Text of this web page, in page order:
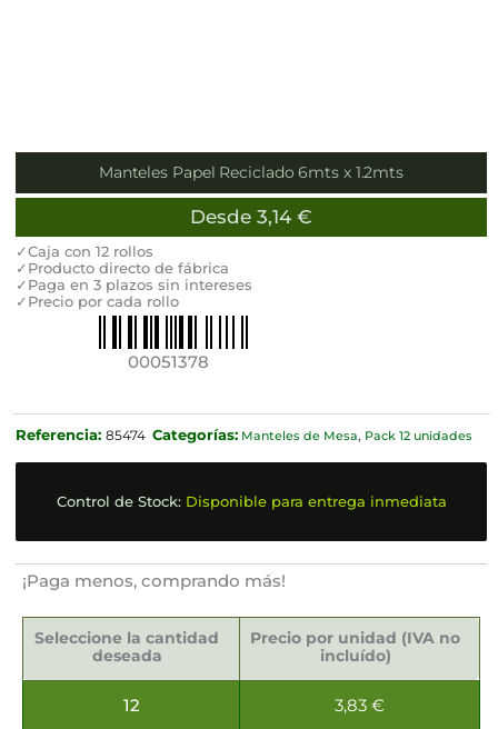
Manteles Papel Reciclado 6mts x 1.2mts
Desde 3,14 €
✓Caja con 12 rollos
✓Producto directo de fábrica
✓Paga en 3 plazos sin intereses
✓Precio por cada rollo
00051378
Referencia: 85474 Categorías: Manteles de Mesa, Pack 12 unidades
Control de Stock: Disponible para entrega inmediata
¡Paga menos, comprando más!
Seleccione la cantidad
deseada
Precio por unidad (IVA no
incluído)
12 3,83€
Papel
Reciclado